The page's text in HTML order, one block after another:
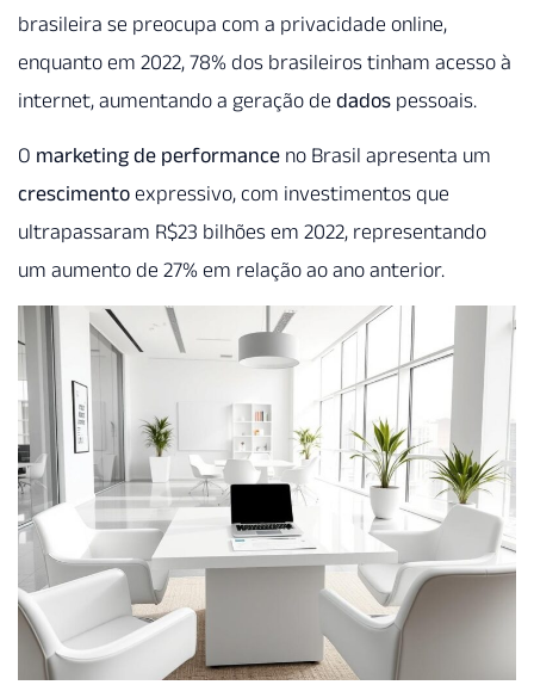
brasileira se preocupa com a privacidade online,
enquanto em 2022, 78% dos brasileiros tinham acesso à
internet, aumentando a geração de dados pessoais.
O marketing de performance no Brasil apresenta um
crescimento expressivo, com investimentos que
ultrapassaram R$23 bilhões em 2022, representando
um aumento de 27% em relação ao ano anterior.